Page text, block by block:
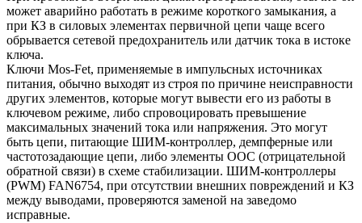
может аварийно работать в режиме короткого замыкания, а
при КЗ в силовых элементах первичной цепи чаще всего
обрывается сетевой предохранитель или датчик тока в истоке
ключа.
Ключи Mos-Fet, применяемые в импульсных источниках
питания, обычно выходят из строя по причине неисправности
других элементов, которые могут вывести его из работы в
ключевом режиме, либо спровоцировать превышение
максимальных значений тока или напряжения. Это могут
быть цепи, питающие ШИМ-контроллер, демпферные или
частотозадающие цепи, либо элементы ООС (отрицательной
обратной связи) в схеме стабилизации. ШИМ-контроллеры
(PWM) FAN6754, при отсутствии внешних повреждений и КЗ
между выводами, проверяются заменой на заведомо
исправные.